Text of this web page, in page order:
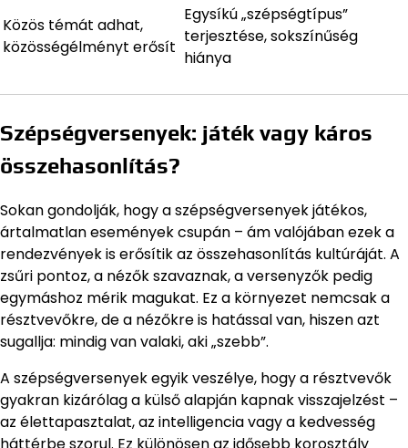
Közös témát adhat,
közösségélményt erősít
Egysíkú „szépségtípus”
terjesztése, sokszínűség
hiánya
Szépségversenyek: játék vagy káros
összehasonlítás?
Sokan gondolják, hogy a szépségversenyek játékos,
ártalmatlan események csupán – ám valójában ezek a
rendezvények is erősítik az összehasonlítás kultúráját. A
zsűri pontoz, a nézők szavaznak, a versenyzők pedig
egymáshoz mérik magukat. Ez a környezet nemcsak a
résztvevőkre, de a nézőkre is hatással van, hiszen azt
sugallja: mindig van valaki, aki „szebb”.
A szépségversenyek egyik veszélye, hogy a résztvevők
gyakran kizárólag a külső alapján kapnak visszajelzést –
az élettapasztalat, az intelligencia vagy a kedvesség